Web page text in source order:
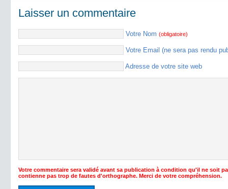
Laisser un commentaire
Votre Nom (obligatoire)
Votre Email (ne sera pas rendu
Adresse de votre site web
Votre commentaire sera validé avant sa publication à condition qu'il ne soit
contienne pas trop de fautes d'orthographe. Merci de votre compréhension.